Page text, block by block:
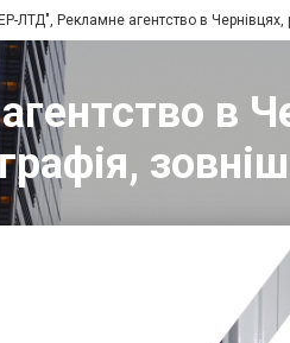
ЛТД", Рекламне агентство в
в